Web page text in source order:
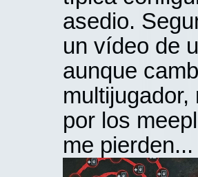
asedio.
un vídeo de
aunque
por los
me pierden...